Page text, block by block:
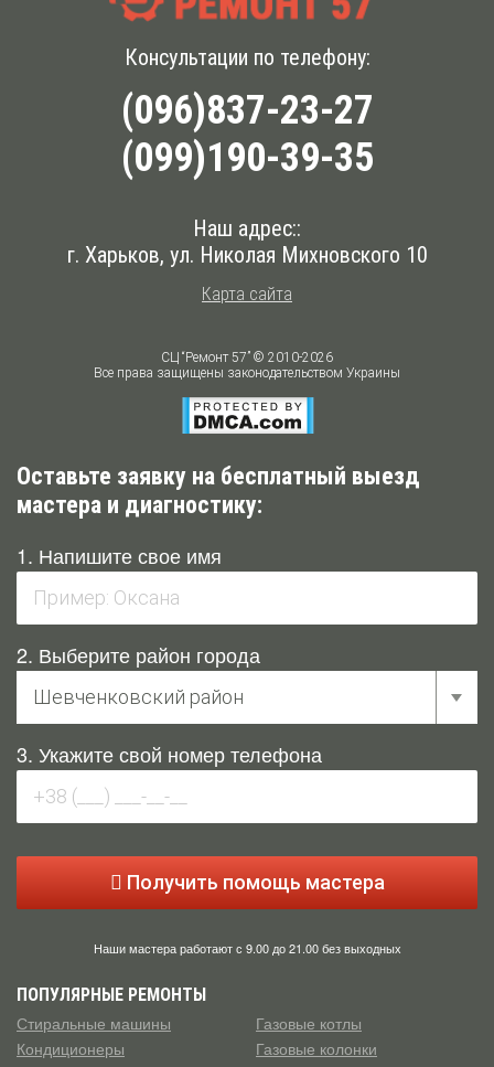
Консультации по телефону:
(096)837-23-27
(099)190-39-35
Наш адрес::
г. Харьков, ул. Николая Михновского 10
Карта сайта
СЦ “Ремонт 57” © 2010-2026
Все права защищены законодательством Украины
Оставьте заявку на бесплатный выезд
мастера и диагностику:
1. Напишите свое имя
2. Выберите район города
3. Укажите свой номер телефона
Получить помощь мастера
Наши мастера работают с 9.00 до 21.00 без выходных
ПОПУЛЯРНЫЕ РЕМОНТЫ
Стиральные машины
Кондиционеры
Газовые котлы
Газовые колонки